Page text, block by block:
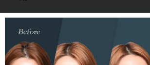
台中立頓牙醫提醒您，好品質的植牙
扣，市面上有些診所提供過於便宜植
是將某些必要因素移除，
或者是降低
品質，建議交由專業植牙背景的診所